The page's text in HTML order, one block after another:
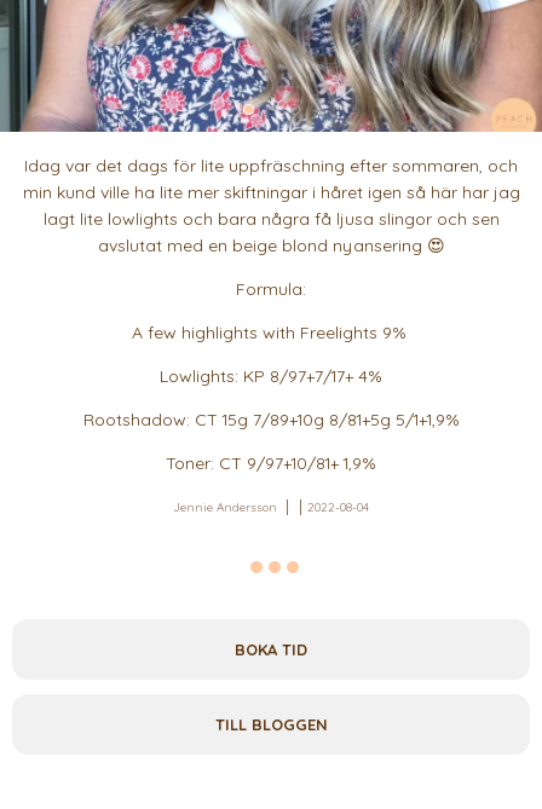
Idag var det dags för lite uppfräschning efter sommaren, och
min kund ville ha lite mer skiftningar i håret igen så här har jag
lagt lite lowlights och bara några få ljusa slingor och sen
avslutat med en beige blond nyansering 😍
Formula:
A few highlights with Freelights 9%
Lowlights: KP 8/97+7/17+ 4%
Rootshadow: CT 15g 7/89+10g 8/81+5g 5/1+1,9%
Toner: CT 9/97+10/81+ 1,9%
Jennie Andersson 2022-08-04
BOKA TID
TILL BLOGGEN